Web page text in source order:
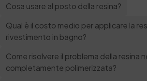
Cosa usare al posto della resina?
Qual è il costo medio per applicare la
rivestimento in bagno?
Come risolvere il problema della resina
completamente polimerizzata?